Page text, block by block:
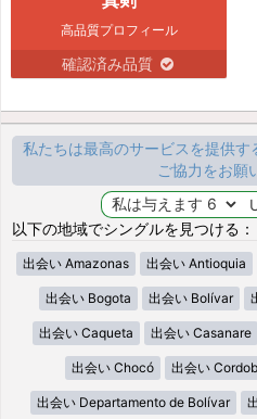
高品質プロフィール
確認済み品質
私たちは最高のサービスを提供す
ご協力をお願
以下の地域でシングルを見つける
出会い Amazonas 出会い Antioquia
出会い Bogota 出会い Bolívar
出会い Caqueta 出会い Casanare
出会い Chocó 出会い
出会い Departamento de Bolívar